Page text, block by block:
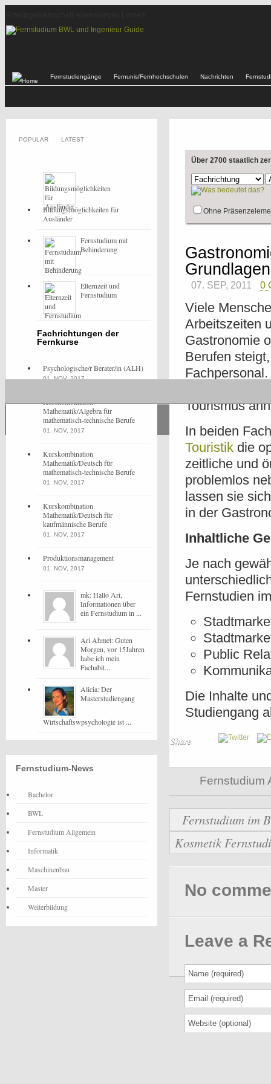
Fernstudiengänge Fernunis/Fernhochschulen Nachrichten
Über 2700 staatlich
Ohne
07. SEP, 2011 0
Viele
Arbeitszeiten
Gastronomie
Berufen
Tourismus
In beiden
Touristik die
zeitliche und
problemlos
lassen sie
in der
Inhaltliche
Je nach
Fernstudien
Public
Die Inhalte
Studiengang
Share
Fernstudium
Fernstudium im
Kosmetik
No
Leave a
POPULAR LATEST
Bildungsmöglichkeiten für
Ausländer
Fernstudium mit
Behinderung
Elternzeit und
Fernstudium
Fachrichtungen der
Fernkurse
Psychologische/r Berater/in (ALH)
01. NOV, 2017
Kurskombination
Mathematik/Algebra für
mathematisch-technische Berufe
01. NOV, 2017
Kurskombination
Mathematik/Deutsch für
mathematisch-technische Berufe
01. NOV, 2017
Kurskombination
Mathematik/Deutsch für
kaufmännische Berufe
01. NOV, 2017
Produktionsmanagement
01. NOV, 2017
mk: Hallo Ari,
Informationen über
ein Fernstudium in ...
Ari Ahmet: Guten
Morgen, vor 15Jahren
habe ich mein
Fachabit...
Alicia: Der
Masterstudiengang
Wirtschaftswpsychologie ist ...
Fernstudium-News
Bachelor
BWL
Fernstudium Allgemein
Informatik
Maschinenbau
Master
Weiterbildung